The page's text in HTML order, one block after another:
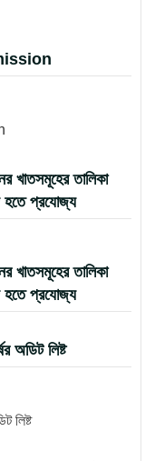
খাতসমূহের তালিকা
হতে প্রযোজ্য
খাতসমূহের তালিকা
হতে প্রযোজ্য
অডিট লিষ্ট
লিষ্ট